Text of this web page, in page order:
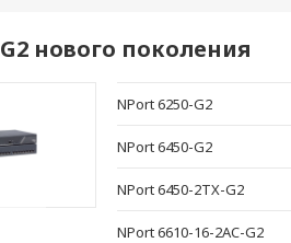
нового поколения
NPort 6250-G2
NPort 6450-G2
NPort 6450-2TX-G2
NPort 6610-16-2AC-G2